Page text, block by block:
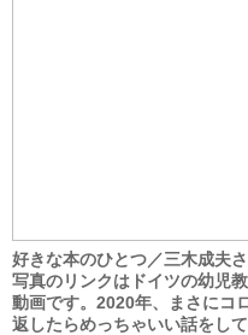
好きな本のひとつ／三木成夫
写真のリンクはドイツの幼児
動画です。2020年、まさにコ
返したらめっちゃいい話をし